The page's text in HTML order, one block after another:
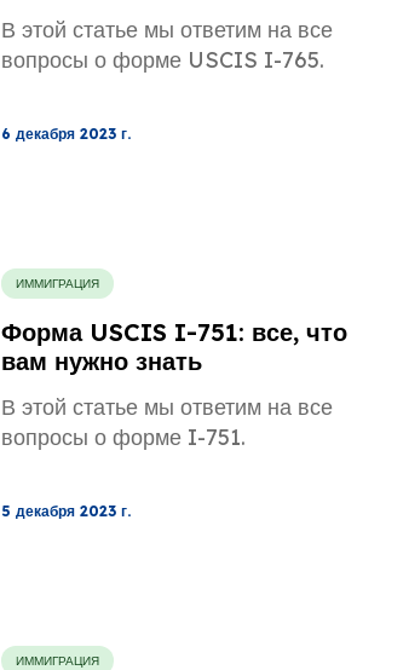
В этой статье мы ответим на все
вопросы о форме USCIS I-765.
6 декабря 2023 г.
ИММИГРАЦИЯ
Форма USCIS I-751: все, что
вам нужно знать
В этой статье мы ответим на все
вопросы о форме I-751.
5 декабря 2023 г.
ИММИГРАЦИЯ